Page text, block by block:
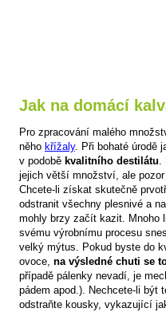
Jak na domácí
Pro zpracování malého
něho křížaly. Při bohaté úrodě
v podobě kvalitního destilátu.
jejich větší množství, ale
Chcete-li získat skutečně
odstranit všechny plesnivé a
mohly brzy začít kazit. Mnoho
svému výrobnímu procesu
velký mýtus. Pokud byste do
ovoce, na výsledné chuti se
případě pálenky nevadí, je
pádem apod.). Nechcete-li být
odstraňte kousky, vykazující